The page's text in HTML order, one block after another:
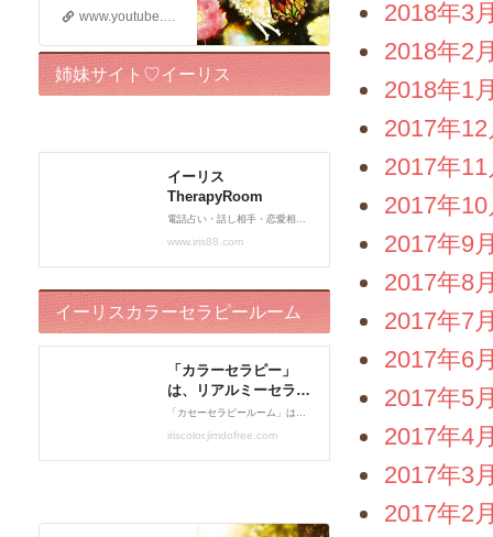
2018年3
2018年2
2018年1
2017年12
2017年11
2017年10
2017年9
2017年8
2017年7
2017年6
2017年5
2017年4
2017年3
2017年2
www.youtube.com
姉妹サイト♡イーリス
イーリスカラーセラピールーム